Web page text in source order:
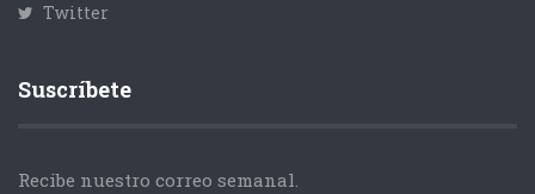
Twitter
Suscríbete
Recibe nuestro correo semanal.